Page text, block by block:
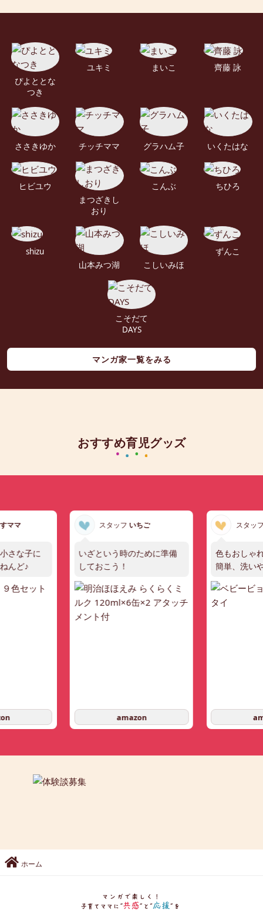
ぴよととな
つき
ユキミ まいこ 齊藤 詠
ささきゆか チッチママ グラハム子 いくたはな
ヒビユウ
まつざきし
おり
こんぶ ちひろ
shizu
山本みつ湖
こしいみほ
ずんこ
こそだて
DAYS
マンガ家一覧をみる
おすすめ育児グッズ
ママ
さな子に
んど♪
スタッフ いちご
いざという時のために準備
しておこう！
amazon
スタッ
色もおしゃ
簡単、洗い
的！
ホーム